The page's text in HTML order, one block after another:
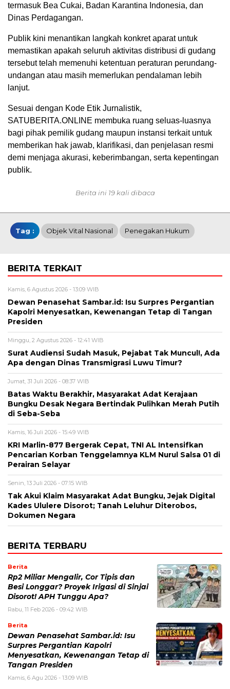
termasuk Bea Cukai, Badan Karantina Indonesia, dan
Dinas Perdagangan.
Publik kini menantikan langkah konkret aparat untuk
memastikan apakah seluruh aktivitas distribusi di gudang
tersebut telah memenuhi ketentuan peraturan perundang-
undangan atau masih memerlukan pendalaman lebih
lanjut.
Sesuai dengan Kode Etik Jurnalistik,
SATUBERITA.ONLINE membuka ruang seluas-luasnya
bagi pihak pemilik gudang maupun instansi terkait untuk
memberikan hak jawab, klarifikasi, dan penjelasan resmi
demi menjaga akurasi, keberimbangan, serta kepentingan
publik.
Berita ini 19 kali dibaca
Tag : Objek Vital Nasional Penegakan Hukum
BERITA TERKAIT
Kamis, 6 Agustus 2026 - 13:09 WIB
Dewan Penasehat Sambar.id: Isu Surpres Pergantian
Kapolri Menyesatkan, Kewenangan Tetap di Tangan
Presiden
Minggu, 2 Agustus 2026 - 12:41 WIB
Surat Audiensi Sudah Masuk, Pejabat Tak Muncul!, Ada
Apa dengan Dinas Transmigrasi Luwu Timur?
Jumat, 31 Juli 2026 - 08:37 WIB
Batas Waktu Berakhir, Masyarakat Adat Kerajaan
Bungku Desak Negara Bertindak Pulihkan Merah Putih
di Seba-Seba
Kamis, 16 Juli 2026 - 15:49 WIB
KRI Marlin-877 Bergerak Cepat, TNI AL Intensifkan
Pencarian Korban Tenggelamnya KLM Nurul Salsa 01 di
Perairan Selayar
Senin, 13 Juli 2026 - 07:15 WIB
Tak Akui Klaim Masyarakat Adat Bungku, Jejak Digital
Kades Ululere Disorot; Tanah Leluhur Diterobos,
Dokumen Negara
BERITA TERBARU
Berita
Rp2 Miliar Mengalir, Cor Tipis dan
Besi Longgar? Proyek Irigasi di Sinjai
Disorot! APH Tunggu Apa?
Rabu, 11 Feb 2026 - 09:42 WIB
Berita
Dewan Penasehat Sambar.id: Isu
Surpres Pergantian Kapolri
Menyesatkan, Kewenangan Tetap di
Tangan Presiden
Kamis, 6 Agu 2026 - 13:09 WIB